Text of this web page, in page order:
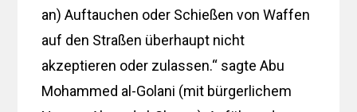
an) Auftauchen oder Schießen von Waffen
auf den Straßen überhaupt nicht
akzeptieren oder zulassen.“ sagte Abu
Mohammed al-Golani (mit bürgerlichem